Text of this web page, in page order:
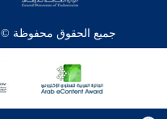
جميع الحقوق محفوظة © 2026 - 1998 لشبكة إسلام ويب